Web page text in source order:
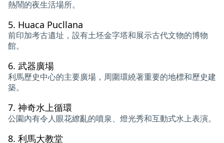
熱鬧的夜生活場所。
5. Huaca Pucllana
前印加考古遺址，設有土坯金字塔和展示古代文物的博物
館。
6. 武器廣場
利馬歷史中心的主要廣場，周圍環繞著重要的地標和歷史建
築。
7. 神奇水上循環
公園內有令人眼花繚亂的噴泉、燈光秀和互動式水上表演。
8. 利馬大教堂